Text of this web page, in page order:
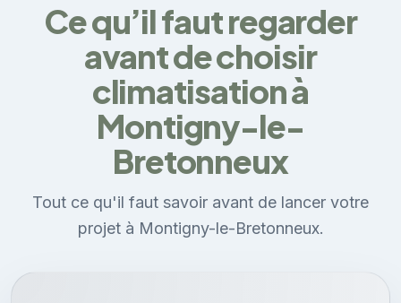
Ce qu’il faut regarder
avant de choisir
climatisation à
Montigny-le-
Bretonneux
Tout ce qu'il faut savoir avant de lancer votre
projet à Montigny-le-Bretonneux.